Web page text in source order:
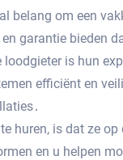
belang om een
garantie bieden
is hun
efficiënt en
huren, is dat ze
en u helpen